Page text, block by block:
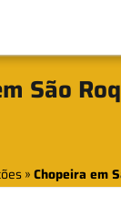
São
»Chopeira em